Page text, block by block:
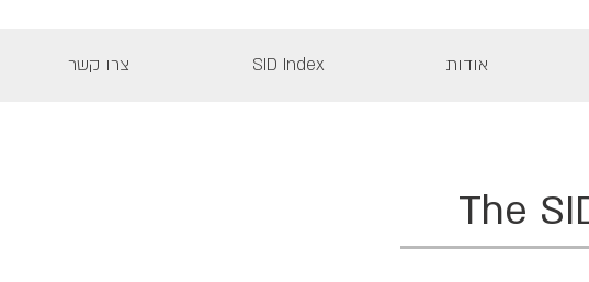
אודות SID Index צרו קשר
The